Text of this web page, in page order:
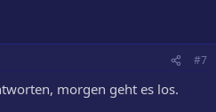
#7
morgen geht es los.